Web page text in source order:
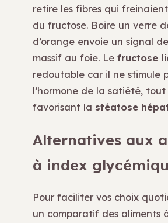
retire les fibres qui freinaient
du fructose. Boire un verre
d’orange envoie un signal
massif au foie. Le fructose
redoutable car il ne stimule
l’hormone de la satiété, tout
favorisant la stéatose
Alternatives aux
à index
Pour faciliter vos choix
un comparatif des aliments